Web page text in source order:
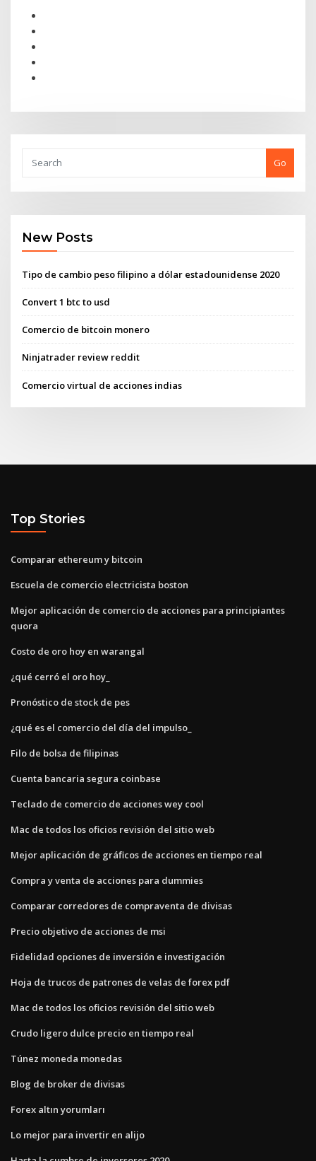
Go
New Posts
Tipo de cambio peso filipino a dólar estadounidense 2020
Convert 1 btc to usd
Comercio de bitcoin monero
Ninjatrader review reddit
Comercio virtual de acciones indias
Top Stories
Comparar ethereum y bitcoin
Escuela de comercio electricista boston
Mejor aplicación de comercio de acciones para principiantes
quora
Costo de oro hoy en warangal
¿qué cerró el oro hoy_
Pronóstico de stock de pes
¿qué es el comercio del día del impulso_
Filo de bolsa de filipinas
Cuenta bancaria segura coinbase
Teclado de comercio de acciones wey cool
Mac de todos los oficios revisión del sitio web
Mejor aplicación de gráficos de acciones en tiempo real
Compra y venta de acciones para dummies
Comparar corredores de compraventa de divisas
Precio objetivo de acciones de msi
Fidelidad opciones de inversión e investigación
Hoja de trucos de patrones de velas de forex pdf
Mac de todos los oficios revisión del sitio web
Crudo ligero dulce precio en tiempo real
Túnez moneda monedas
Blog de broker de divisas
Forex altın yorumları
Lo mejor para invertir en alijo